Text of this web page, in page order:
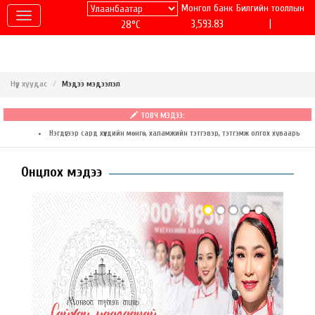
28°C
Монгол банк
3,593.83
Билгийн тооллын
Нүүр хуудас Мэдээ мэдээлэл
ТОВЧ МЭДЭЭ:
Өнөөдөр салхи тогтуун, нийт нутгаар цас орохгүй
Ихэнх нутгаар цэлмэг, цаг агаар тогтуун байна
AI камераар замын хөдөлгөөний зөрчил илрүүлж, торгууль ногдуулж эхэллээ
Нийслэлд -17 градус байна
Ойрын 5 хоногийн цаг агаарын мэдээ
2026 онд хаана, ямар баяр болох вэ?
“Мөрөөдлийн мөсөн цэнгэлдэх–2025” Төв цэнгэлдэх хүрээлэнд нээлтээ хийлээ
Өвлийн туйл, хүйтний ес эхэллээ
Онцлох мэдээ